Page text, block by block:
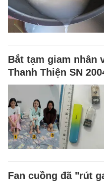
Bắt tạm giam nhân
Thanh Thiện SN
Fan cuồng đã "rút